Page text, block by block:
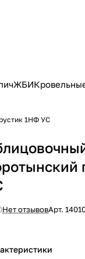
ЖБИ
1НФ УС
Нет отзывовАрт.